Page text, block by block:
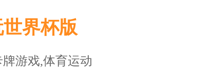
界杯版
牌游戏,体育运动